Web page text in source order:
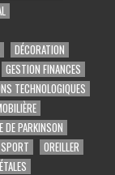
DÉCORATION
GESTION FINANCES
TECHNOLOGIQUES
DE PARKINSON
OREILLER